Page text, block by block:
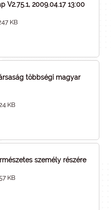
V2.75.1, 2009.04.17 13:00
KB
többségi magyar
KB
személy részére
KB